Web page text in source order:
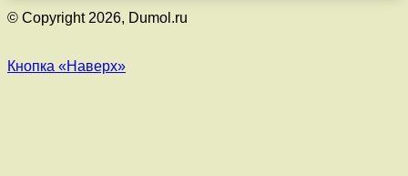
© Copyright 2026, Dumol.ru
Кнопка «Наверх»